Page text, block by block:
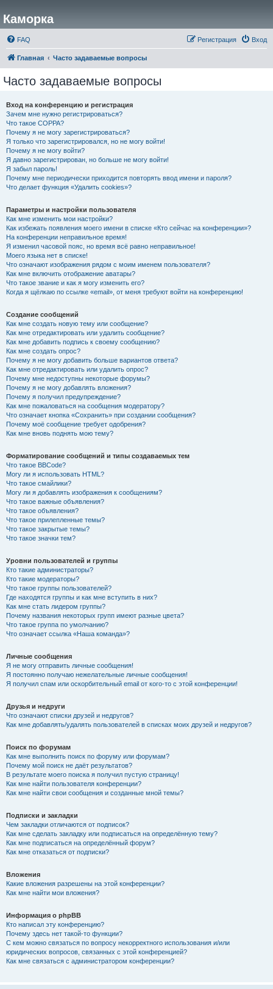
Каморка
FAQ Вход
Регистрация
Главная Часто задаваемые вопросы
Часто задаваемые вопросы
Вход на конференцию и регистрация
Зачем мне нужно регистрироваться?
Что такое COPPA?
Почему я не могу зарегистрироваться?
Я только что зарегистрировался, но не могу войти!
Почему я не могу войти?
Я давно зарегистрирован, но больше не могу войти!
Я забыл пароль!
Почему мне периодически приходится повторять ввод имени и пароля?
Что делает функция «Удалить cookies»?
Параметры и настройки пользователя
Как мне изменить мои настройки?
Как избежать появления моего имени в списке «Кто сейчас на конференции»?
На конференции неправильное время!
Я изменил часовой пояс, но время всё равно неправильное!
Моего языка нет в списке!
Что означают изображения рядом с моим именем пользователя?
Как мне включить отображение аватары?
Что такое звание и как я могу изменить его?
Когда я щёлкаю по ссылке «email», от меня требуют войти на конференцию!
Создание сообщений
Как мне создать новую тему или сообщение?
Как мне отредактировать или удалить сообщение?
Как мне добавить подпись к своему сообщению?
Как мне создать опрос?
Почему я не могу добавить больше вариантов ответа?
Как мне отредактировать или удалить опрос?
Почему мне недоступны некоторые форумы?
Почему я не могу добавлять вложения?
Почему я получил предупреждение?
Как мне пожаловаться на сообщения модератору?
Что означает кнопка «Сохранить» при создании сообщения?
Почему моё сообщение требует одобрения?
Как мне вновь поднять мою тему?
Форматирование сообщений и типы создаваемых тем
Что такое BBCode?
Могу ли я использовать HTML?
Что такое смайлики?
Могу ли я добавлять изображения к сообщениям?
Что такое важные объявления?
Что такое объявления?
Что такое прилепленные темы?
Что такое закрытые темы?
Что такое значки тем?
Уровни пользователей и группы
Кто такие администраторы?
Кто такие модераторы?
Что такое группы пользователей?
Где находятся группы и как мне вступить в них?
Как мне стать лидером группы?
Почему названия некоторых групп имеют разные цвета?
Что такое группа по умолчанию?
Что означает ссылка «Наша команда»?
Личные сообщения
Я не могу отправить личные сообщения!
Я постоянно получаю нежелательные личные сообщения!
Я получил спам или оскорбительный email от кого-то с этой конференции!
Друзья и недруги
Что означают списки друзей и недругов?
Как мне добавлять/удалять пользователей в списках моих друзей и недругов?
Поиск по форумам
Как мне выполнить поиск по форуму или форумам?
Почему мой поиск не даёт результатов?
В результате моего поиска я получил пустую страницу!
Как мне найти пользователя конференции?
Как мне найти свои сообщения и созданные мной темы?
Подписки и закладки
Чем закладки отличаются от подписок?
Как мне сделать закладку или подписаться на определённую тему?
Как мне подписаться на определённый форум?
Как мне отказаться от подписки?
Вложения
Какие вложения разрешены на этой конференции?
Как мне найти мои вложения?
Информация о phpBB
Кто написал эту конференцию?
Почему здесь нет такой-то функции?
С кем можно связаться по вопросу некорректного использования и/или
юридических вопросов, связанных с этой конференцией?
Как мне связаться с администратором конференции?